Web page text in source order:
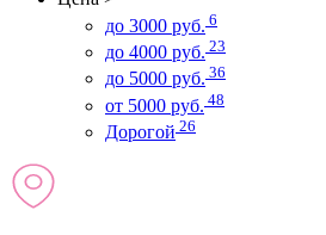
до 3000 руб. 6
до 4000 руб. 23
до 5000 руб. 36
от 5000 руб. 48
Дорогой 26